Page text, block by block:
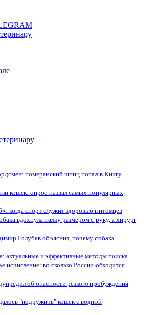
померанский шпиц попал в Книгу
кошек: опрос назвал самых популярных
когда спорт служит здоровью питомцев
вдохнула палку размером с руку, а хирург
Голубев объяснил, почему собака
актуальные и эффективные методы поиска
исчисление: во сколько России обходится
об опасности резкого пробуждения
"подружить" кошек с водной